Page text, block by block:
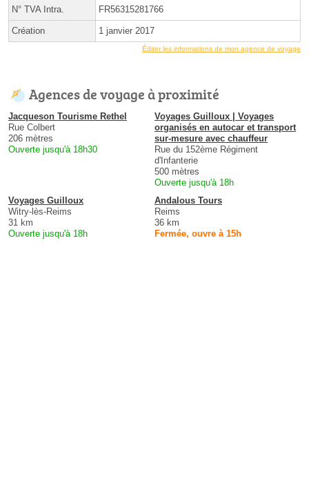
N° TVA Intra. FR56315281766
Création 1 janvier 2017
Éditer les informations de mon agence de voyage
Agences de voyage à proximité
Jacqueson Tourisme Rethel
Rue Colbert
206 mètres
Ouverte jusqu'à 18h30
Voyages Guilloux | Voyages
organisés en autocar et transport
sur-mesure avec chauffeur
Rue du 152ème Régiment
d'Infanterie
500 mètres
Ouverte jusqu'à 18h
Voyages Guilloux
Witry-lès-Reims
31 km
Ouverte jusqu'à 18h
Andalous Tours
Reims
36 km
Fermée, ouvre à 15h